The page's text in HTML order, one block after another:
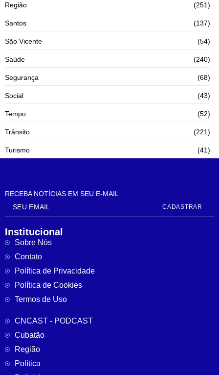
Região (251)
Santos (137)
São Vicente (54)
Saúde (240)
Segurança (68)
Social (43)
Tempo (52)
Trânsito (221)
Turismo (41)
RECEBA NOTÍCIAS EM SEU E-MAIL
CADASTRAR
Institucional
Sobre Nós
Contato
Política de Privacidade
Política de Cookies
Termos de Uso
CNCAST - PODCAST
Cubatão
Região
Política